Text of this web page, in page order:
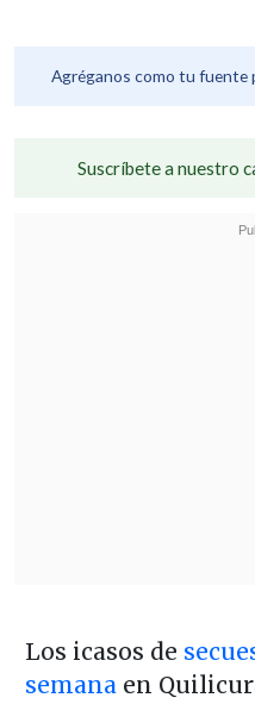
Agréganos como tu fuente
Suscríbete a nuestro
Los icasos de
semanaen